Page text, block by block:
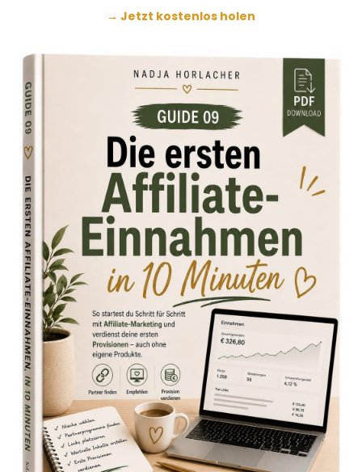
→ Jetzt kostenlos holen